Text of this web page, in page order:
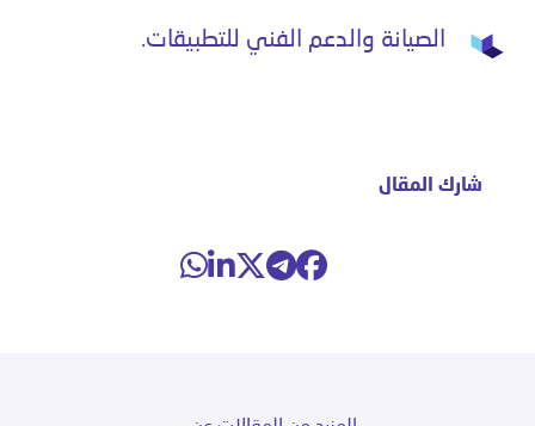
الصيانة والدعم الفني للتطبيقات.
شارك المقال